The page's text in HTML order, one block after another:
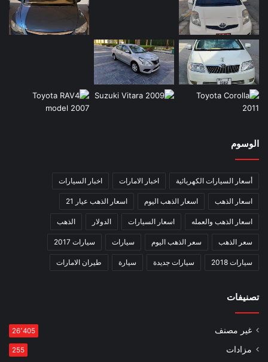
الوسوم
أسعار السيارات الكهربائية اخبار الامارات اخبار السيارات
اسعار الذهب اسعار الذهب اليوم اسعار الذهب عيار 21
اسعار الذهب والعمله اسعار السيارات الدولار الذهب
سعر الذهب سعر الذهب اليوم سيارات سيارات 2017
سيارات 2018 سيارات جديدة سيارة طيران الامارات
تصنيفات
غير مصنف 26٬405
مزادات 255